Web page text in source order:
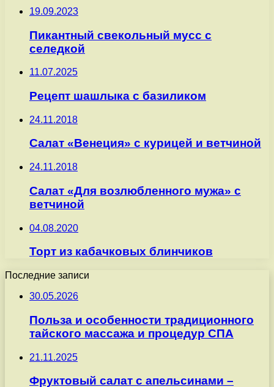
19.09.2023
Пикантный свекольный мусс с
селедкой
11.07.2025
Рецепт шашлыка с базиликом
24.11.2018
Салат «Венеция» с курицей и ветчиной
24.11.2018
Салат «Для возлюбленного мужа» с
ветчиной
04.08.2020
Торт из кабачковых блинчиков
Последние записи
30.05.2026
Польза и особенности традиционного
тайского массажа и процедур СПА
21.11.2025
Фруктовый салат с апельсинами –